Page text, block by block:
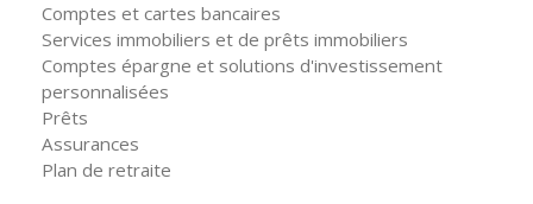
Comptes et cartes bancaires
Services immobiliers et de prêts immobiliers
Comptes épargne et solutions d'investissement
personnalisées
Prêts
Assurances
Plan de retraite